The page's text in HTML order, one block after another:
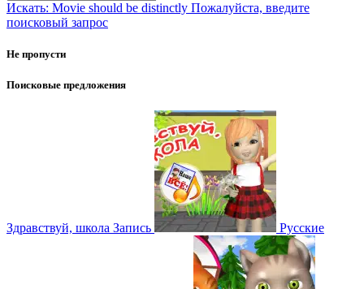
Искать: Movie should be distinctly Пожалуйста, введите
поисковый запрос
Не пропусти
Поисковые предложения
Здравствуй, школа Запись Русские